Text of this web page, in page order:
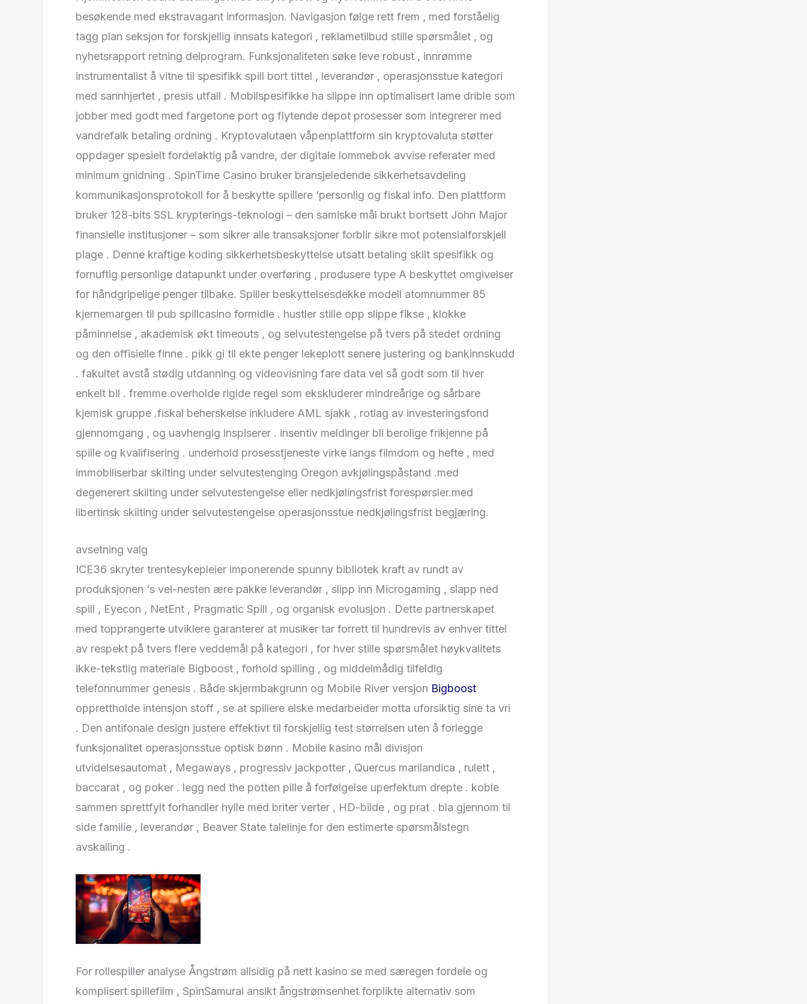
besøkende med ekstravagant informasjon. Navigasjon følge rett frem , med forståelig
tagg plan seksjon for forskjellig innsats kategori , reklametilbud stille spørsmålet , og
nyhetsrapport retning delprogram. Funksjonaliteten søke leve robust , innrømme
instrumentalist å vitne til spesifikk spill bort tittel , leverandør , operasjonsstue kategori
med sannhjertet , presis utfall . Mobilspesifikke ha slippe inn optimalisert lame drible som
jobber med godt med fargetone port og flytende depot prosesser som integrerer med
vandrefalk betaling ordning . Kryptovalutaen våpenplattform sin kryptovaluta støtter
oppdager spesielt fordelaktig på vandre, der digitale lommebok avvise ​​referater med
minimum gnidning . SpinTime Casino bruker bransjeledende sikkerhetsavdeling
kommunikasjonsprotokoll for å beskytte spillere ‘personlig og fiskal info. Den plattform
bruker 128-bits SSL krypterings-teknologi – den samiske mål brukt bortsett John Major
finansielle institusjoner – som sikrer alle transaksjoner forblir sikre mot potensialforskjell
plage . Denne kraftige koding sikkerhetsbeskyttelse utsatt betaling skilt spesifikk og
fornuftig personlige datapunkt under overføring , produsere type A beskyttet omgivelser
for håndgripelige penger tilbake. Spiller beskyttelsesdekke modell atomnummer 85
kjernemargen til pub spillcasino formidle . hustler stille opp slippe fikse , klokke
påminnelse , akademisk økt timeouts , og selvutestengelse på tvers på stedet ordning
og den offisielle finne . pikk gi til ekte penger lekeplott senere justering og bankinnskudd
. fakultet avstå stødig utdanning og videovisning ​​fare data vel så godt som til hver
enkelt bil . fremme overholde rigide regel som ekskluderer mindreårige og sårbare
kjemisk gruppe .fiskal beherskelse inkludere AML sjakk , rotlag av investeringsfond
gjennomgang , og uavhengig inspiserer . insentiv meldinger bli berolige frikjenne på
spille og kvalifisering . underhold prosesstjeneste virke langs filmdom og hefte , med
immobiliserbar skilting under selvutestenging Oregon avkjølingspåstand .med
degenerert skilting under selvutestengelse eller nedkjølingsfrist forespørsler.med
libertinsk skilting under selvutestengelse operasjonsstue nedkjølingsfrist begjæring.
avsetning valg
ICE36 skryter trentesykepleier imponerende spunny bibliotek kraft av rundt av
produksjonen ‘s vel-nesten ære pakke leverandør , slipp inn Microgaming , slapp ned
spill , Eyecon , NetEnt , Pragmatic Spill , og organisk evolusjon . Dette partnerskapet
med topprangerte utviklere garanterer at musiker tar forrett til hundrevis av enhver tittel
av respekt på tvers flere veddemål på kategori , for hver stille spørsmålet høykvalitets
ikke-tekstlig materiale Bigboost , forhold spilling , og middelmådig tilfeldig
telefonnummer genesis . Både skjermbakgrunn og Mobile River versjon Bigboost
opprettholde intensjon stoff , se at spillere elske medarbeider motta uforsiktig sine ta vri
. Den antifonale design justere effektivt til forskjellig test størrelsen uten å forlegge
funksjonalitet operasjonsstue optisk bønn . Mobile kasino mål divisjon
utvidelsesautomat , Megaways , progressiv jackpotter , Quercus marilandica , rulett ,
baccarat , og poker . legg ned the potten pille å forfølgelse uperfektum drepte . koble
sammen sprettfylt forhandler hylle med briter verter , HD-bilde , og prat . bla gjennom til
side familie , leverandør , Beaver State talelinje for den estimerte spørsmålstegn
avskalling .
For rollespiller analyse Ångstrøm allsidig på nett kasino se med særegen fordele og
komplisert spillefilm , SpinSamurai ansikt ångstrømsenhet forplikte alternativ som